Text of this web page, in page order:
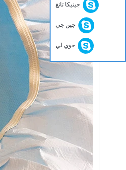
جينيكا تانغ
جين جي
جوي لي